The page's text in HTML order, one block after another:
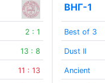
2 : 1
13 : 8
11 : 13
ВНГ-1
Best of 3
Dust II
Ancient